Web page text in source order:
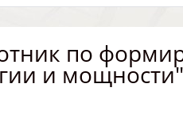
по
и мощности"